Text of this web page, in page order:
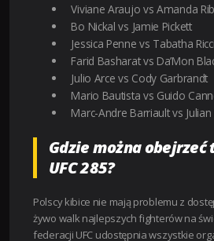
Viviane Araujo vs Amanda
Bo Nickal vs Jamie Pickett
Jessica Penne vs Tabatha Ricci
Farid Basharat vs Da’Mon
Julio Arce vs Cody Garbrandt
Mario Bautista vs Guido
Marc-Andre Barriault vs
Gdzie można
UFC 285?
Polscy kibice nie mają problemu z
żywo walk najlepszych fighterów na
federacji UFC udostępnia wszystkie